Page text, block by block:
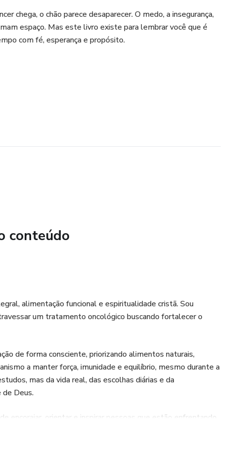
chega, o chão parece desaparecer. O medo, a insegurança,
espaço. Mas este livro existe para lembrar você que é
com fé, esperança e propósito.
para quem não quer apenas sobreviver — mas viver
conhece alguém que está passando por isso, ou deseja
o corpo e o espírito em tempos difíceis — este livro
conteúdo
alimentação funcional e espiritualidade cristã. Sou
um tratamento oncológico buscando fortalecer o
de forma consciente, priorizando alimentos naturais,
a manter força, imunidade e equilíbrio, mesmo durante a
mas da vida real, das escolhas diárias e da
de Deus.
orientar e inspirar pessoas que estão enfrentando
prevenção e qualidade de vida. Meu trabalho une